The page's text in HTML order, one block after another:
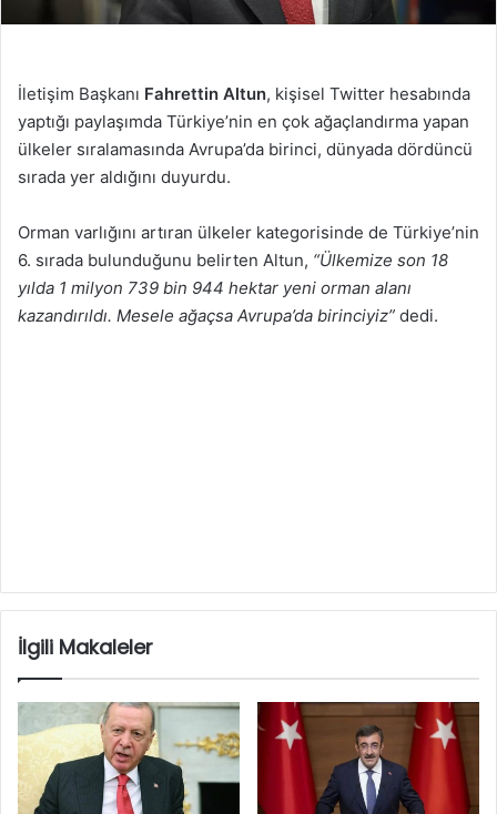
İletişim Başkanı Fahrettin Altun, kişisel Twitter hesabında
yaptığı paylaşımda Türkiye’nin en çok ağaçlandırma yapan
ülkeler sıralamasında Avrupa’da birinci, dünyada dördüncü
sırada yer aldığını duyurdu.
Orman varlığını artıran ülkeler kategorisinde de Türkiye’nin
6. sırada bulunduğunu belirten Altun, “Ülkemize son 18
yılda 1 milyon 739 bin 944 hektar yeni orman alanı
kazandırıldı. Mesele ağaçsa Avrupa’da birinciyiz” dedi.
İlgili Makaleler